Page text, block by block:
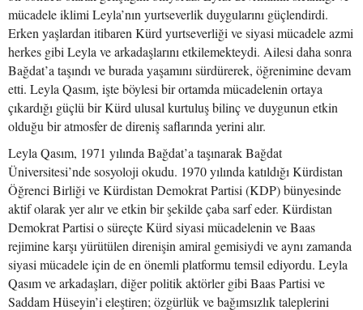
mücadele iklimi Leyla’nın yurtseverlik duygularını güçlendirdi.
Erken yaşlardan itibaren Kürd yurtseverliği ve siyasi mücadele azmi
herkes gibi Leyla ve arkadaşlarını etkilemekteydi. Ailesi daha sonra
Bağdat’a taşındı ve burada yaşamını sürdürerek, öğrenimine devam
etti. Leyla Qasım, işte böylesi bir ortamda mücadelenin ortaya
çıkardığı güçlü bir Kürd ulusal kurtuluş bilinç ve duygunun etkin
olduğu bir atmosfer de direniş saflarında yerini alır.
Leyla Qasım, 1971 yılında Bağdat’a taşınarak Bağdat
Üniversitesi’nde sosyoloji okudu. 1970 yılında katıldığı Kürdistan
Öğrenci Birliği ve Kürdistan Demokrat Partisi (KDP) bünyesinde
aktif olarak yer alır ve etkin bir şekilde çaba sarf eder. Kürdistan
Demokrat Partisi o süreçte Kürd siyasi mücadelenin ve Baas
rejimine karşı yürütülen direnişin amiral gemisiydi ve aynı zamanda
siyasi mücadele için de en önemli platformu temsil ediyordu. Leyla
Qasım ve arkadaşları, diğer politik aktörler gibi Baas Partisi ve
Saddam Hüseyin’i eleştiren; özgürlük ve bağımsızlık taleplerini